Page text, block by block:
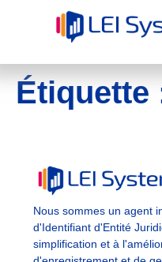
Étiquette
Nous sommes un agent
d'Identifiant d'Entité
simplification et à